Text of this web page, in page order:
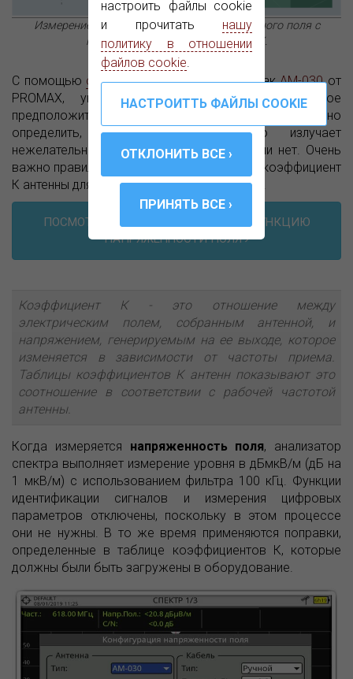
настроить файлы cookie
и прочитать нашу
политику в отношении
файлов cookie
Измерение напряженности электромагнитного поля с
помощью анализаторов PROMAX.
С помощью специальной антенны, такой какAM-030от
PROMAX, указывающей на устройство, которое
предположительно вызывает помехи, можно
определить, действительно ли оно излучает
нежелательное электромагнитное поле или нет. Очень
важно правильно настроить в измерителе коэффициент
К антенны для получения точных измерений.
ПОСМОТРИТЕ, КАК ИСПОЛЬЗОВАТЬ ФУНКЦИЮ
НАПРЯЖЕННОСТИ ПОЛЯ
Коэффициент К - это отношение между
электрическим полем, собранным антенной, и
напряжением, генерируемым на ее выходе, которое
изменяется в зависимости от частоты приема.
Таблицы коэффициентов К антенн показывают это
соотношение в соответствии с рабочей частотой
антенны.
Когда измеряется напряженность поля, анализатор
спектра выполняет измерение уровня в дБмкВ/м (дБ на
1 мкВ/м) с использованием фильтра 100 кГц. Функции
идентификации сигналов и измерения цифровых
параметров отключены, поскольку в этом процессе
они не нужны. В то же время применяются поправки,
определенные в таблице коэффициентов К, которые
должны были быть загружены в оборудование.